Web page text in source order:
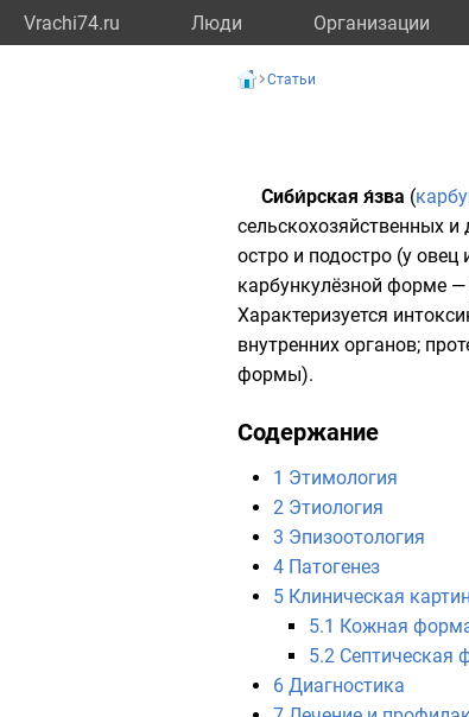
Vrachi74.ru Люди Организации
Статьи
Сиби́рская я́зва (
сельскохозяйственных
остро и подостро (у овец
карбункулёзной форме
Характеризуется
внутренних органов;
формы).
Содержание
1 Этимология
2 Этиология
3 Эпизоотология
4 Патогенез
5 Клиническая
5.1 Кожная
5.2 Септическая
6 Диагностика